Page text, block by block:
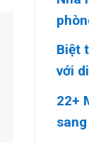
Biệt
với
22+